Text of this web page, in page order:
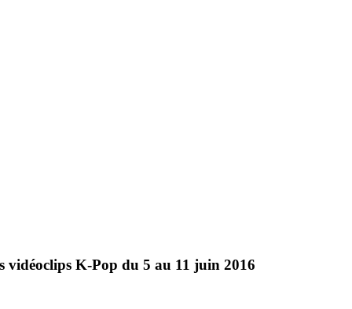
vidéoclips K-Pop du 5 au 11 juin 2016